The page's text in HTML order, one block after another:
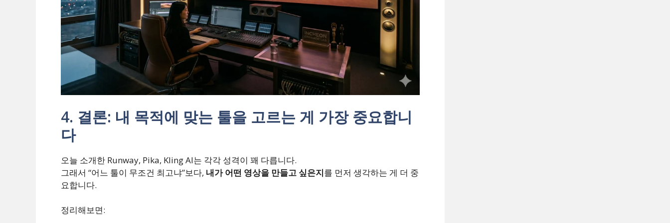
4. 결론: 내 목적에 맞는 툴을 고르는 게 가장 중요합니
다
오늘 소개한 Runway, Pika, Kling AI는 각각 성격이 꽤 다릅니다.
그래서 “어느 툴이 무조건 최고냐”보다, 내가 어떤 영상을 만들고 싶은지를 먼저 생각하는 게 더 중
요합니다.
정리해보면: